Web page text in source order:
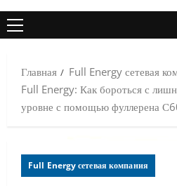
ОСНОВНОЕ
Главная
Full Energy сетевая
Full Energy: Как бороться с
уровне с помощью фуллерена
Full Energy сетевая компания